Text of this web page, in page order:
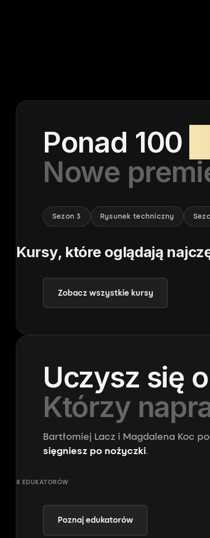
Ponad 100
Nowe
Sezon 3 Rysunek techniczny
Kursy, które oglądają
Mateusz Banaszek
Messy taper
Zobacz wszystkie kursy
Uczysz się
Którzy
Bartłomiej Lacz i Magdalena Koc
sięgniesz po nożyczki.
8 EDUKATORÓW
9 kursów
Miłosz
Poznaj edukatorów